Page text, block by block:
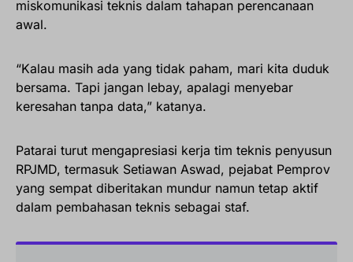
miskomunikasi teknis dalam tahapan perencanaan
awal.
“Kalau masih ada yang tidak paham, mari kita duduk
bersama. Tapi jangan lebay, apalagi menyebar
keresahan tanpa data,” katanya.
Patarai turut mengapresiasi kerja tim teknis penyusun
RPJMD, termasuk Setiawan Aswad, pejabat Pemprov
yang sempat diberitakan mundur namun tetap aktif
dalam pembahasan teknis sebagai staf.